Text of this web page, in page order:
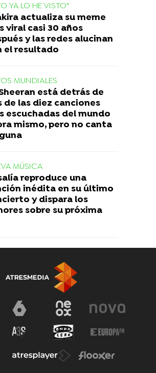
YA LO HE VISTO"
actualiza su meme
viral casi 30 años
y las redes alucinan
el resultado
MUNDIALES
está detrás de
de las diez canciones
escuchadas del mundo
mismo, pero no canta
MÚSICA
reproduce una
inédita en su último
y dispara los
sobre su próxima